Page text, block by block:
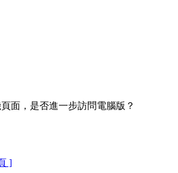
面，是否進一步訪問電腦版？
]